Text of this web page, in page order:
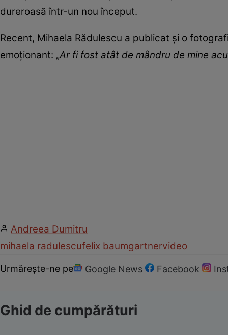
dureroasă într-un nou început.
Recent, Mihaela Rădulescu a publicat și o
emoționant: „Ar fi fost atât de mândru de mine
Andreea Dumitru
mihaela radulescufelix baumgartnervideo
Urmărește-ne pe Google News Facebook
Ghid de cumpărături